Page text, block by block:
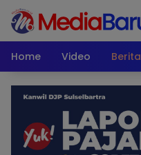
Langsung
konten
Home
Video Berita